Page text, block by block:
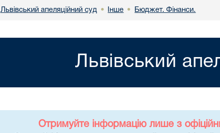
Львівський апеляційний суд • Інше • Бюджет. Фінанси.
Львівський
Отримуйте інформацію лише з